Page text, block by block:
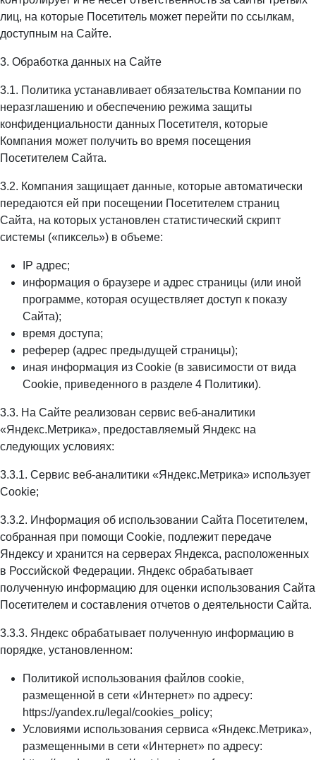
лиц, на которые Посетитель может перейти по ссылкам,
доступным на Сайте.
3. Обработка данных на Сайте
3.1. Политика устанавливает обязательства Компании по
неразглашению и обеспечению режима защиты
конфиденциальности данных Посетителя, которые
Компания может получить во время посещения
Посетителем Сайта.
3.2. Компания защищает данные, которые автоматически
передаются ей при посещении Посетителем страниц
Сайта, на которых установлен статистический скрипт
системы («пиксель») в объеме:
IP адрес;
информация о браузере и адрес страницы (или иной
программе, которая осуществляет доступ к показу
Сайта);
время доступа;
реферер (адрес предыдущей страницы);
иная информация из Cookie (в зависимости от вида
Cookie, приведенного в разделе 4 Политики).
3.3. На Сайте реализован сервис веб-аналитики
«Яндекс.Метрика», предоставляемый Яндекс на
следующих условиях:
3.3.1. Сервис веб-аналитики «Яндекс.Метрика» использует
Cookie;
3.3.2. Информация об использовании Сайта Посетителем,
собранная при помощи Cookie, подлежит передаче
Яндексу и хранится на серверах Яндекса, расположенных
в Российской Федерации. Яндекс обрабатывает
полученную информацию для оценки использования Сайта
Посетителем и составления отчетов о деятельности Сайта.
3.3.3. Яндекс обрабатывает полученную информацию в
порядке, установленном:
Политикой использования файлов cookie,
размещенной в сети «Интернет» по адресу:
https://yandex.ru/legal/cookies_policy;
Условиями использования сервиса «Яндекс.Метрика»,
размещенными в сети «Интернет» по адресу: